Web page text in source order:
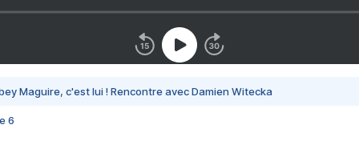
Maguire, c'est lui ! Rencontre avec Damien Witecka
6